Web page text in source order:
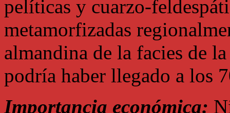
pelíticas y cuarzo-
metamorfizadas
almandina de la facies de
podría haber llegado a los
Importancia económica: